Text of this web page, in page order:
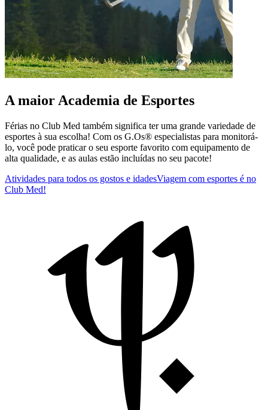
A maior Academia de Esportes
Férias no Club Med também significa ter uma grande variedade de
esportes à sua escolha! Com os G.Os® especialistas para monitorá-
lo, você pode praticar o seu esporte favorito com equipamento de
alta qualidade, e as aulas estão incluídas no seu pacote!
Atividades para todos os gostos e idadesViagem com esportes é no
Club Med!